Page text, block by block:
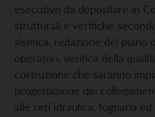
esecutivo da depositare in
strutturali e verifiche
sismica, redazione del piano
operatori, verifica della
costruzione che saranno
progettazione dei
alle reti idraulica, fognaria